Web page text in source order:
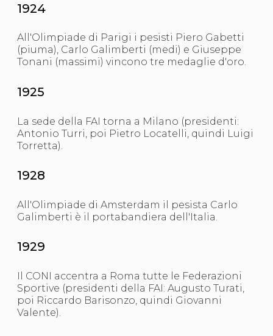
1924
All'Olimpiade di Parigi i pesisti Piero Gabetti
(piuma), Carlo Galimberti (medi) e Giuseppe
Tonani (massimi) vincono tre medaglie d'oro.
1925
La sede della FAI torna a Milano (presidenti:
Antonio Turri, poi Pietro Locatelli, quindi Luigi
Torretta).
1928
All'Olimpiade di Amsterdam il pesista Carlo
Galimberti è il portabandiera dell'Italia.
1929
Il CONI accentra a Roma tutte le Federazioni
Sportive (presidenti della FAI: Augusto Turati,
poi Riccardo Barisonzo, quindi Giovanni
Valente).